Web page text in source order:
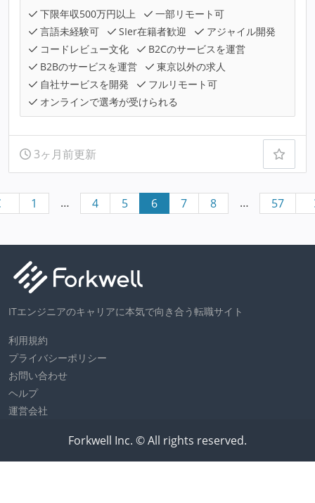
下限年収500万円以上
一部リモート可
言語未経験可
SIer在籍者歓迎
アジャイル開発
コードレビュー文化
B2Cのサービスを運営
B2Bのサービスを運営
東京以外の求人
自社サービスを開発
フルリモート可
オンラインで選考が受けられる
3ヶ月前更新
1 … 4 5 6 7 8 … 57
ITエンジニアのキャリアに本気で向き合う転職サイト
利用規約
プライバシーポリシー
お問い合わせ
ヘルプ
運営会社
Forkwell Inc. © All rights reserved.